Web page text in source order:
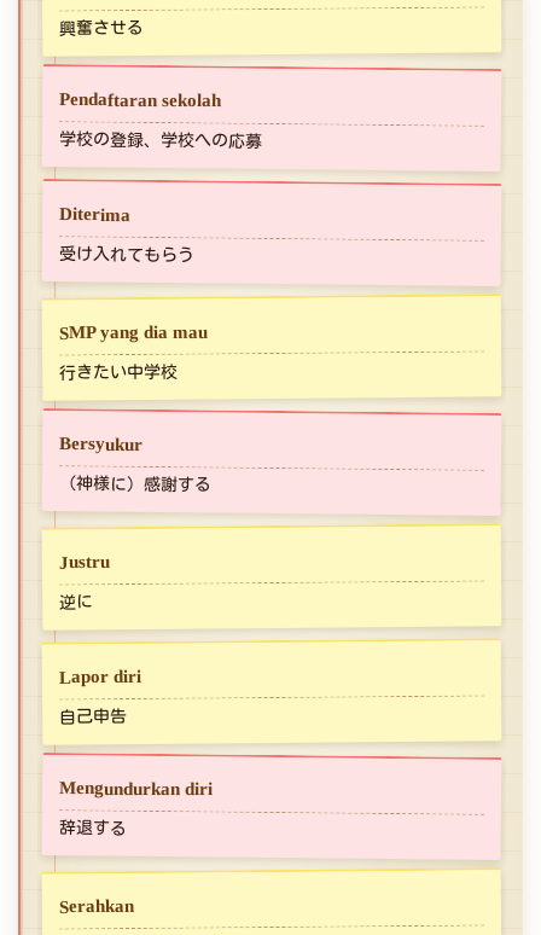
興奮させる
Pendaftaran sekolah
学校の登録、学校への応募
Diterima
受け入れてもらう
SMP yang dia mau
行きたい中学校
Bersyukur
（神様に）感謝する
Justru
逆に
Lapor diri
自己申告
Mengundurkan diri
辞退する
Serahkan